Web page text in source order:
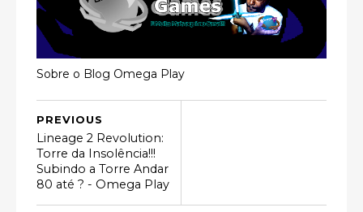
Sobre o Blog Omega Play
PREVIOUS
Lineage 2 Revolution:
Torre da Insolência!!!
Subindo a Torre Andar
80 até ? - Omega Play